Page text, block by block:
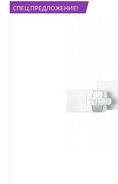
СПЕЦ.ПРЕДЛОЖЕНИЕ!